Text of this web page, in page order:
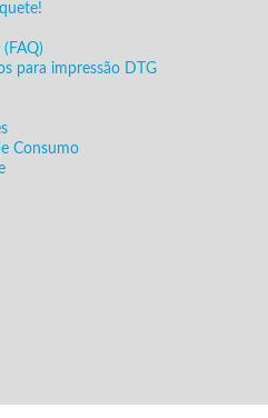
para impressão DTG
Consumo